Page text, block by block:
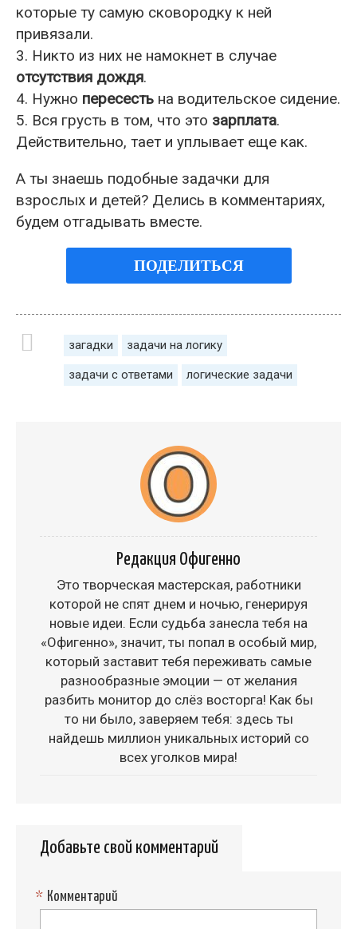
которые ту самую сковородку к ней
привязали.
3. Никто из них не намокнет в случае
отсутствия дождя.
4. Нужно пересесть на водительское сидение.
5. Вся грусть в том, что это зарплата.
Действительно, тает и уплывает еще как.
А ты знаешь подобные задачки для
взрослых и детей? Делись в комментариях,
будем отгадывать вместе.
ПОДЕЛИТЬСЯ
загадки задачи на логику
задачи с ответами логические задачи
Редакция Офигенно
Это творческая мастерская, работники
которой не спят днем и ночью, генерируя
новые идеи. Если судьба занесла тебя на
«Офигенно», значит, ты попал в особый мир,
который заставит тебя переживать самые
разнообразные эмоции — от желания
разбить монитор до слёз восторга! Как бы
то ни было, заверяем тебя: здесь ты
найдешь миллион уникальных историй со
всех уголков мира!
Добавьте свой комментарий
Комментарий
*